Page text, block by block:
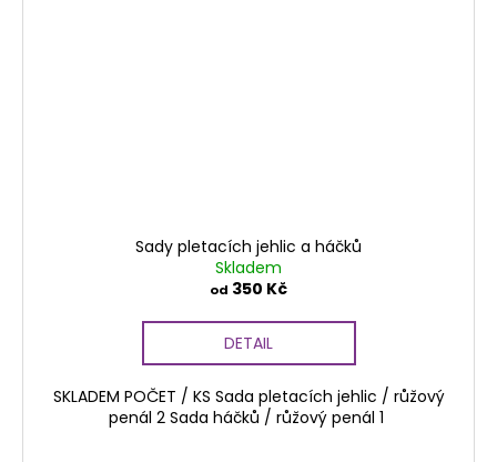
Sady pletacích jehlic a háčků
Skladem
od 350 Kč
DETAIL
SKLADEM POČET / KS Sada pletacích jehlic / růžový
penál 2 Sada háčků / růžový penál 1